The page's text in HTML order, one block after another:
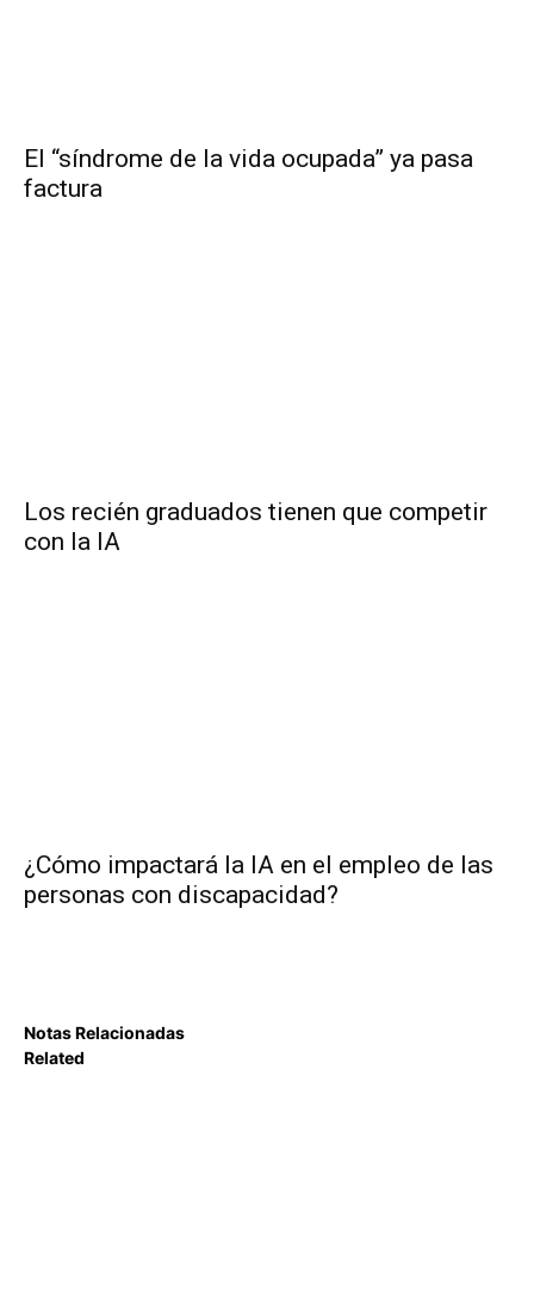
El “síndrome de la vida ocupada” ya pasa
factura
Los recién graduados tienen que competir
con la IA
¿Cómo impactará la IA en el empleo de las
personas con discapacidad?
Notas Relacionadas
Related